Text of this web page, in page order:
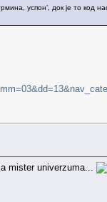
успон’, док је то
mister univerzuma...